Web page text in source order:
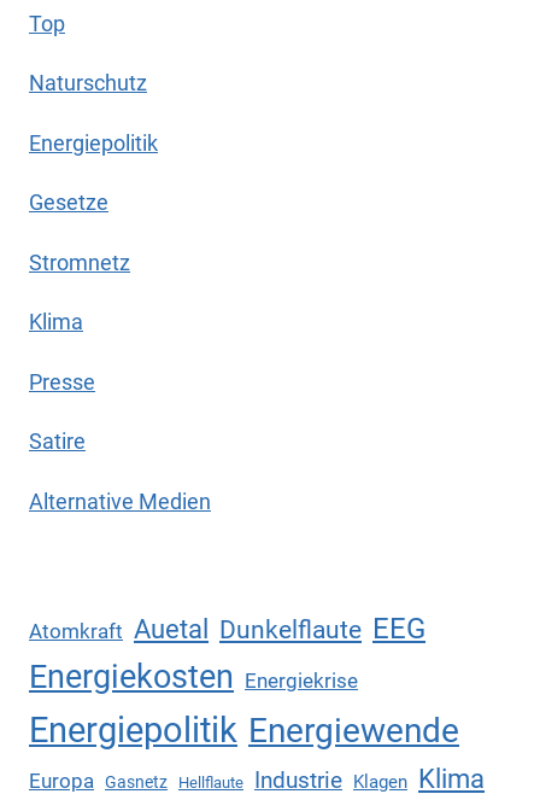
Top
Naturschutz
Energiepolitik
Gesetze
Stromnetz
Klima
Presse
Satire
Alternative Medien
Atomkraft Auetal Dunkelflaute EEG
Energiekosten Energiekrise
Energiepolitik Energiewende
Europa Gasnetz Hellflaute Industrie Klagen Klima